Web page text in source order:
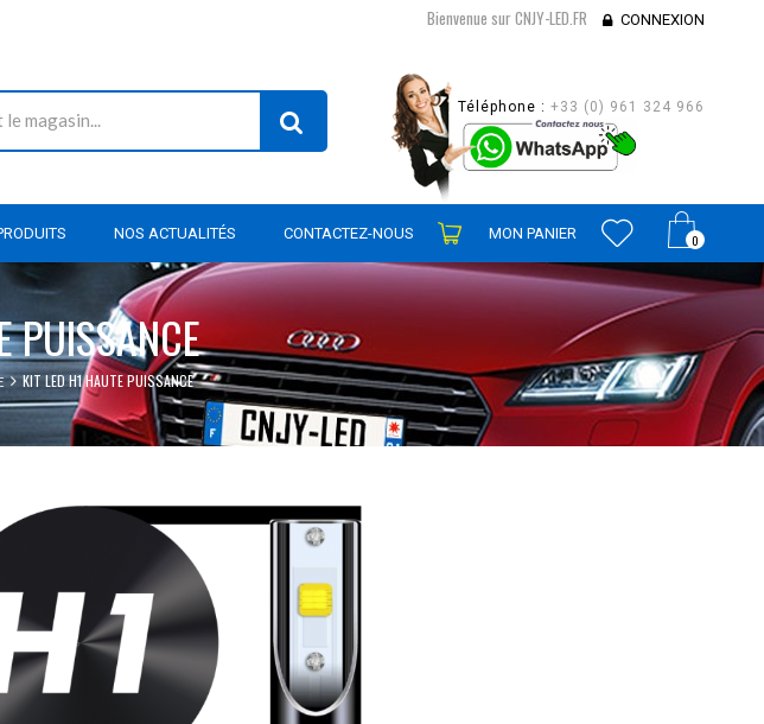
Bienvenue sur CNJY-LED.FR CONNEXION
Téléphone : +33 (0) 961 324 966
0
NOS ACTUALITÉS CONTACTEZ-NOUS MON PANIER
PUISSANCE
KIT LED H1 HAUTE PUISSANCE